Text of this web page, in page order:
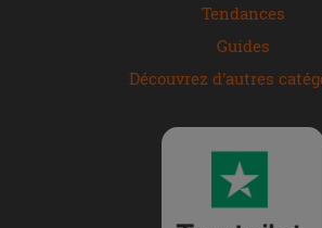
Tendances
Guides
Découvrez d'autres